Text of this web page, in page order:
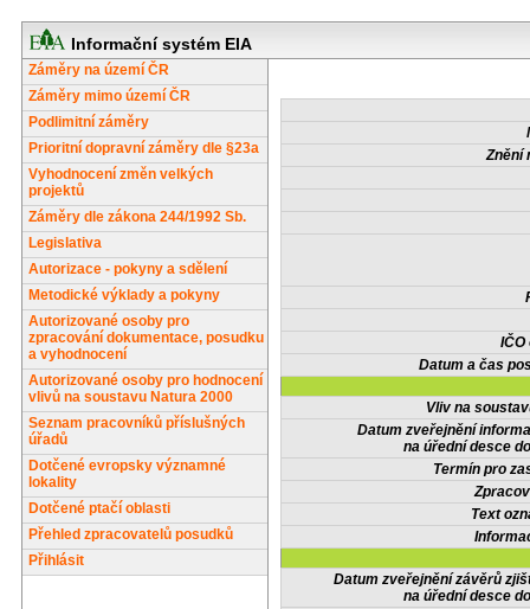
Informační systém EIA
Záměry na území ČR
Záměry mimo území ČR
Podlimitní záměry
Prioritní dopravní záměry dle §23a
Vyhodnocení změn velkých
projektů
Záměry dle zákona 244/1992 Sb.
Legislativa
Autorizace - pokyny a sdělení
Metodické výklady a pokyny
Autorizované osoby pro
zpracování dokumentace, posudku
a vyhodnocení
Autorizované osoby pro hodnocení
vlivů na soustavu Natura 2000
Seznam pracovníků příslušných
úřadů
Dotčené evropsky významné
lokality
Dotčené ptačí oblasti
Přehled zpracovatelů posudků
Přihlásit
Znění
IČO
Datum a čas
Vliv na
Datum zveřejnění
na úřední desce
Termín pro
Text
Datum zveřejnění závěrů
na úřední desce